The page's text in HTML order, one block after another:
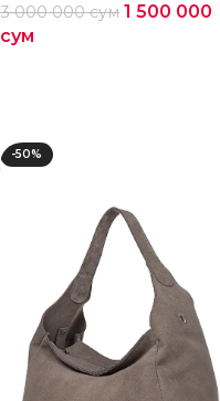
3 000 000сум 1 500 000
сум
-50%